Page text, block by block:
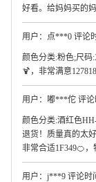
好看。给妈妈买的
用户：点***0 评论
颜色分类:粉色;尺码
🍹，非常满意
用户：嘟***佗 评论
颜色分类:酒红色
退货！质量真的太
非常合适1F349🍊，
用户：j***9 评论时